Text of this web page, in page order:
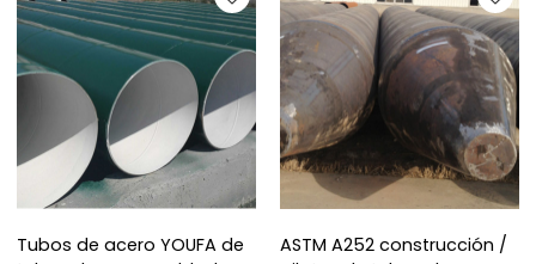
Tubos de acero YOUFA de
ASTM A252 construcción /